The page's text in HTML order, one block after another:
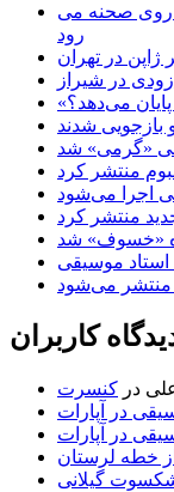
روی صحنه می
رود
در تهران
در شیراز
پایان می‌دهد؟
بازجویی شدند
«گرمی» شد
منتشر کرد
اجرا می‌شود
منتشر کرد
«خسوف» شد
استاد موسیقی
منتشر می‌شود
کاربران
در
در آپارات
در آپارات
خطه لرستان
گیلانی